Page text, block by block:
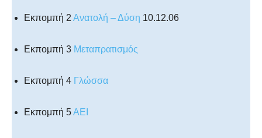
Εκπομπή 2 Ανατολή – Δύση 10.12.06
Εκπομπή 3 Μεταπρατισμός
Εκπομπή 4 Γλώσσα
Εκπομπή 5ΑΕΙ